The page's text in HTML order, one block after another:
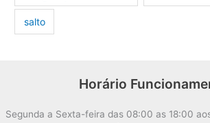
salto
Horário
Segunda a Sexta-feira das 08:00 as 18:00